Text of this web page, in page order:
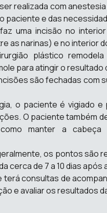
realizada com
paciente e das
uma incisão no
as narinas) e no interior
plástico
para atingir o resultado
são fechadas com
o paciente é vigiado
O paciente também
manter a
os pontos são
cerca de 7 a 10 dias após
consultas de
e avaliar os resultados